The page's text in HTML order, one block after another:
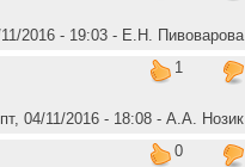
2016 - 19:03 - Е.Н. Пивоварова
1
пт, 04/11/2016 - 18:08 - А.А. Нозик
0